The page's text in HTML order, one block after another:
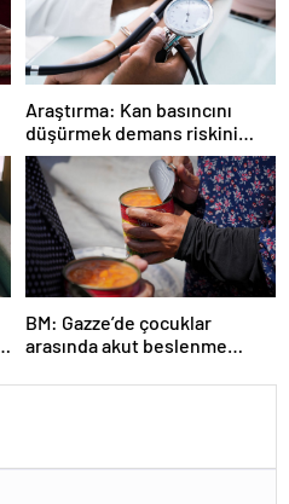
Araştırma: Kan basıncını
düşürmek demans riskini
azaltmaya yardımcı oluyor
BM: Gazze’de çocuklar
arasında akut beslenme